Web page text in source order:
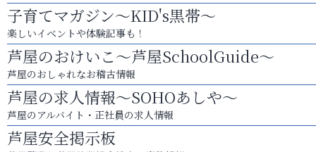
子育てマガジン～KID's黒帯～
楽しいイベントや体験記事も！
芦屋のおけいこ～芦屋SchoolGuide～
芦屋のおしゃれなお稽古情報
芦屋の求人情報～SOHOあしや～
芦屋のアルバイト・正社員の求人情報
芦屋安全掲示板